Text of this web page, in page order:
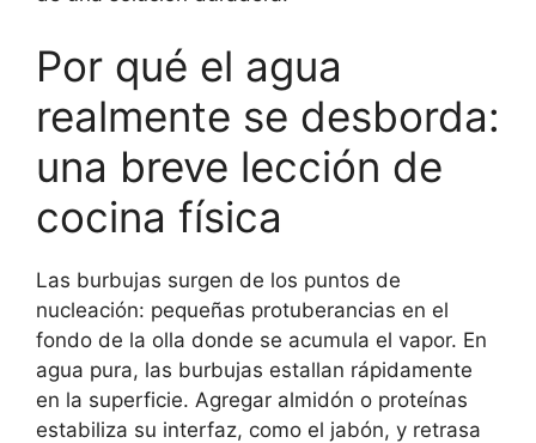
Por qué el agua
realmente se desborda:
una breve lección de
cocina física
Las burbujas surgen de los puntos de
nucleación: pequeñas protuberancias en el
fondo de la olla donde se acumula el vapor. En
agua pura, las burbujas estallan rápidamente
en la superficie. Agregar almidón o proteínas
estabiliza su interfaz, como el jabón, y retrasa